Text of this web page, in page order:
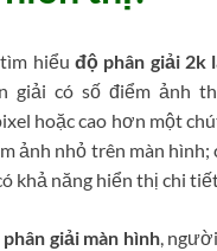
hiểu độ phân giải 2k
giải có số điểm ảnh
hoặc cao hơn một
ảnh nhỏ trên màn hình;
khả năng hiển thị chi
giải màn hình,